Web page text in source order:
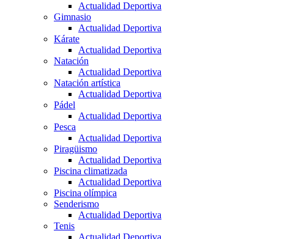
Actualidad Deportiva
Gimnasio
Actualidad Deportiva
Kárate
Actualidad Deportiva
Natación
Actualidad Deportiva
Natación artística
Actualidad Deportiva
Pádel
Actualidad Deportiva
Pesca
Actualidad Deportiva
Piragüismo
Actualidad Deportiva
Piscina climatizada
Actualidad Deportiva
Piscina olímpica
Senderismo
Actualidad Deportiva
Tenis
Actualidad Deportiva